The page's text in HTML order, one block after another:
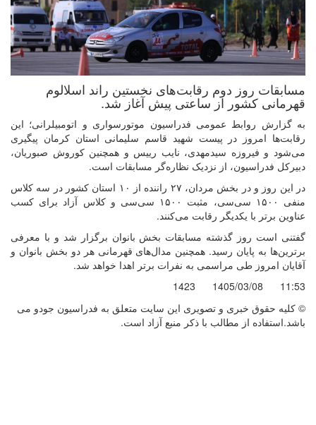
مسابقات روز دوم رقابت‌های نخستین راند اسلالوم
قهرمانی کشور از ساعتی پیش آغاز شد.
به گزارش روابط عمومی فدراسیون موتورسواری و اتومبیلرانی؛ این
رقابت‌ها امروز در پیست شهید قاسم سلیمانی استان کرمان پیگیری
می‌شود و فیروزه سیدمهدی، نایب رییس و همچنین کوروش صبوریان،
دبیرکل فدراسیون، از نزدیک نظاره‌گر مسابقات است.
در این روز و در بخش مردان، ۲۷ راننده از ۱۰ استان کشور در سه کلاس
منفی ۱۵۰۰ سی‌سی، مثبت ۱۵۰۰ سی‌سی و کلاس آزاد برای کسب
عناوین برتر با یکدیگر رقابت می‌کنند.
گفتنی است روز گذشته مسابقات بخش بانوان برگزار شد و با معرفی
برترین‌ها به پایان رسید. همچنین مدال‌های قهرمانی هر دو بخش بانوان و
آقایان امروز طی مراسمی به نفرات برتر اهدا خواهد شد.
11:53
1405/03/08
1423
© کليه حقوق خبری و تصويری اين سايت متعلق به فدراسیون جودو می
باشد.استفاده از مطالب با ذكر منبع آزاد است.